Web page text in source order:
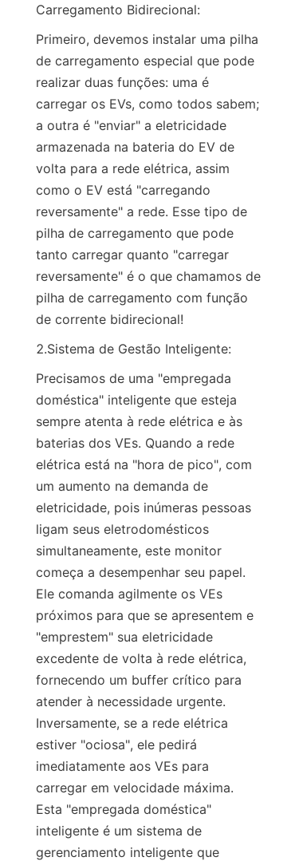
Carregamento Bidirecional:
Primeiro, devemos instalar uma pilha
de carregamento especial que pode
realizar duas funções: uma é
carregar os EVs, como todos sabem;
a outra é "enviar" a eletricidade
armazenada na bateria do EV de
volta para a rede elétrica, assim
como o EV está "carregando
reversamente" a rede. Esse tipo de
pilha de carregamento que pode
tanto carregar quanto "carregar
reversamente" é o que chamamos de
pilha de carregamento com função
de corrente bidirecional!
2.Sistema de Gestão Inteligente:
Precisamos de uma "empregada
doméstica" inteligente que esteja
sempre atenta à rede elétrica e às
baterias dos VEs. Quando a rede
elétrica está na "hora de pico", com
um aumento na demanda de
eletricidade, pois inúmeras pessoas
ligam seus eletrodomésticos
simultaneamente, este monitor
começa a desempenhar seu papel.
Ele comanda agilmente os VEs
próximos para que se apresentem e
"emprestem" sua eletricidade
excedente de volta à rede elétrica,
fornecendo um buffer crítico para
atender à necessidade urgente.
Inversamente, se a rede elétrica
estiver "ociosa", ele pedirá
imediatamente aos VEs para
carregar em velocidade máxima.
Esta "empregada doméstica"
inteligente é um sistema de
gerenciamento inteligente que